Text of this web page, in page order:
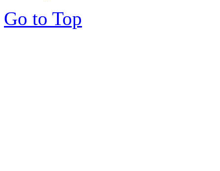
Go to Top